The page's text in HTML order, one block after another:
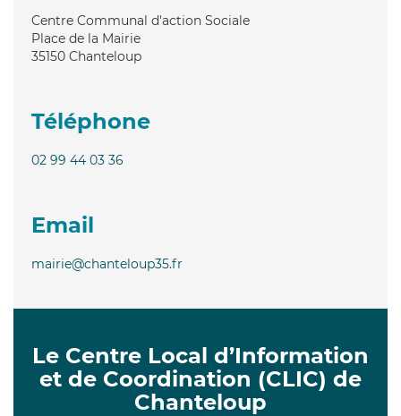
Centre Communal d'action Sociale
Place de la Mairie
35150 Chanteloup
Téléphone
02 99 44 03 36
Email
mairie@chanteloup35.fr
Le Centre Local d’Information
et de Coordination (CLIC) de
Chanteloup